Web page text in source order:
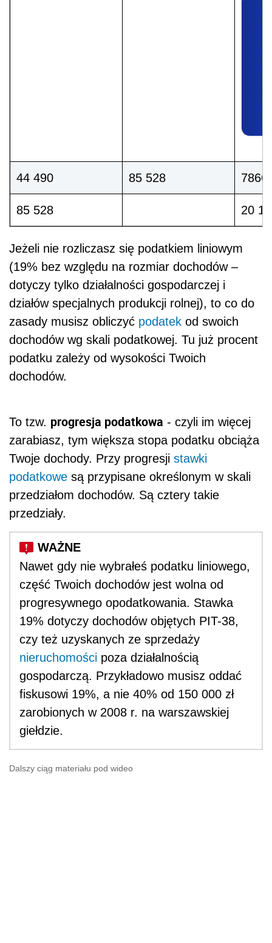
44 490 85 528 7866
85 528 20
Jeżeli nie rozliczasz się podatkiem liniowym
(19% bez względu na rozmiar dochodów –
dotyczy tylko działalności gospodarczej i
działów specjalnych produkcji rolnej), to co do
zasady musisz obliczyć podatek od swoich
dochodów wg skali podatkowej. Tu już procent
podatku zależy od wysokości Twoich
dochodów.
To tzw. progresja podatkowa - czyli im więcej
zarabiasz, tym większa stopa podatku obciąża
Twoje dochody. Przy progresji stawki
podatkowe są przypisane określonym w skali
przedziałom dochodów. Są cztery takie
przedziały.
Nawet gdy nie wybrałeś podatku liniowego,
część Twoich dochodów jest wolna od
progresywnego opodatkowania. Stawka
19% dotyczy dochodów objętych PIT-38,
czy też uzyskanych ze sprzedaży
nieruchomości poza działalnością
gospodarczą. Przykładowo musisz oddać
fiskusowi 19%, a nie 40% od 150 000 zł
zarobionych w 2008 r. na warszawskiej
giełdzie.
Dalszy ciąg materiału pod wideo